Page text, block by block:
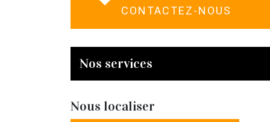
CONTACTEZ-NOUS
Nos services
Nous localiser